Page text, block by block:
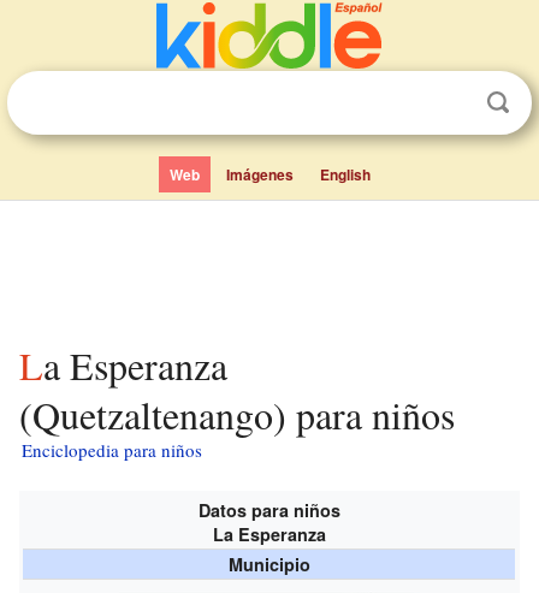
Web Imágenes English
La Esperanza
(Quetzaltenango) para niños
Enciclopedia para niños
Datos para niños
La Esperanza
Municipio